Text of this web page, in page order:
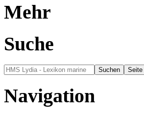
Mehr
Suche
Navigation